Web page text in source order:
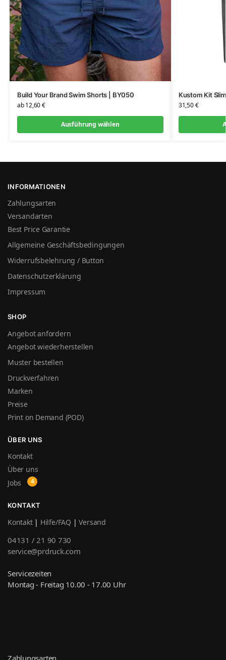
Build Your Brand Swim Shorts | BY050
ab12,60€
Ausführung wählen
Kustom Kit
31,50€
INFORMATIONEN
Zahlungsarten
Versandarten
Best Price Garantie
Allgemeine Geschäftsbedingungen
Widerrufsbelehrung / Button
Datenschutzerklärung
Impressum
SHOP
Angebot anfordern
Angebot wiederherstellen
Muster bestellen
Druckverfahren
Marken
Preise
Print on Demand (POD)
ÜBER UNS
Kontakt
Über uns
Jobs
KONTAKT
Kontakt| Hilfe/FAQ |Versand
04131 / 21 90 730
service@prdruck.com
Servicezeiten
Montag - Freitag 10.00 - 17.00 Uhr
Zahlungsarten